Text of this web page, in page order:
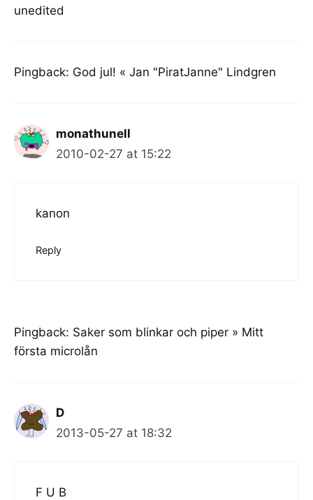
unedited
Pingback: God jul! « Jan "PiratJanne" Lindgren
monathunell
2010-02-27 at 15:22
kanon
Reply
Pingback: Saker som blinkar och piper » Mitt
första microlån
D
2013-05-27 at 18:32
F U B